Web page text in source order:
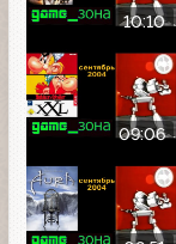
10:10
09:06